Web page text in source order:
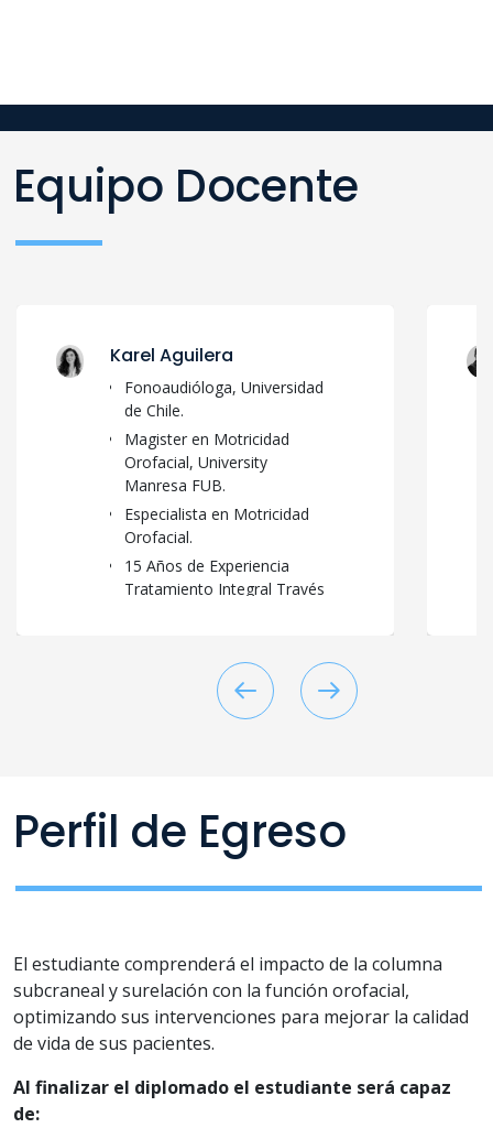
Equipo Docente
Karel Aguilera
Fonoaudióloga, Universidad
de Chile.
Magister en Motricidad
Orofacial, University
Manresa FUB.
Especialista en Motricidad
Orofacial.
15 Años de Experiencia
Tratamiento Integral Través
El estudiante comprenderá el impacto de la columna
subcraneal y surelación con la función orofacial,
optimizando sus intervenciones para mejorar la calidad
de vida de sus pacientes.
Al finalizar el diplomado el estudiante será capaz
de:
Perfil de Egreso